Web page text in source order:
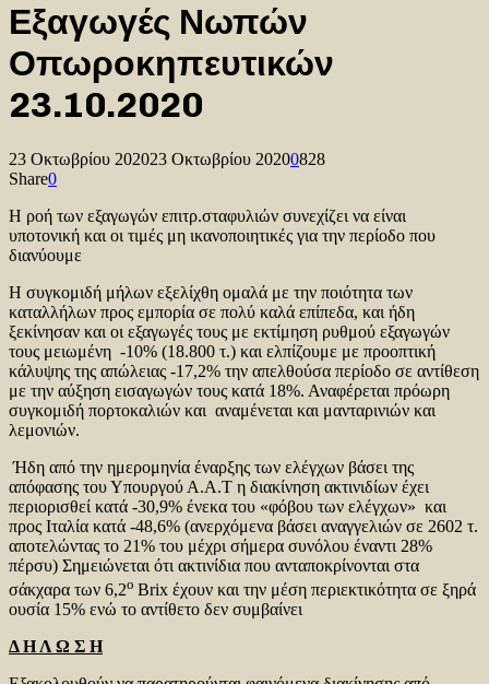
Εξαγωγές Νωπών
Οπωροκηπευτικών
23.10.2020
23 Οκτωβρίου 202023 Οκτωβρίου 20200828
Share0
H ροή των εξαγωγών επιτρ.σταφυλιών συνεχίζει να είναι
υποτονική και οι τιμές μη ικανοποιητικές για την περίοδο που
διανύουμε
Η συγκομιδή μήλων εξελίχθη ομαλά με την ποιότητα των
καταλλήλων προς εμπορία σε πολύ καλά επίπεδα, και ήδη
ξεκίνησαν και οι εξαγωγές τους με εκτίμηση ρυθμού εξαγωγών
τους μειωμένη -10% (18.800 τ.) και ελπίζουμε με προοπτική
κάλυψης της απώλειας -17,2% την απελθούσα περίοδο σε αντίθεση
με την αύξηση εισαγωγών τους κατά 18%. Αναφέρεται πρόωρη
συγκομιδή πορτοκαλιών και αναμένεται και μανταρινιών και
λεμονιών.
Ήδη από την ημερομηνία έναρξης των ελέγχων βάσει της
απόφασης του Υπουργού Α.Α.Τ η διακίνηση ακτινιδίων έχει
περιορισθεί κατά -30,9% ένεκα του «φόβου των ελέγχων» και
προς Ιταλία κατά -48,6% (ανερχόμενα βάσει αναγγελιών σε 2602 τ.
αποτελώντας το 21% του μέχρι σήμερα συνόλου έναντι 28%
πέρσυ) Σημειώνεται ότι ακτινίδια που ανταποκρίνονται στα
σάκχαρα των 6,2ο Brix έχουν και την μέση περιεκτικότητα σε ξηρά
ουσία 15% ενώ το αντίθετο δεν συμβαίνει
Δ Η Λ Ω Σ Η